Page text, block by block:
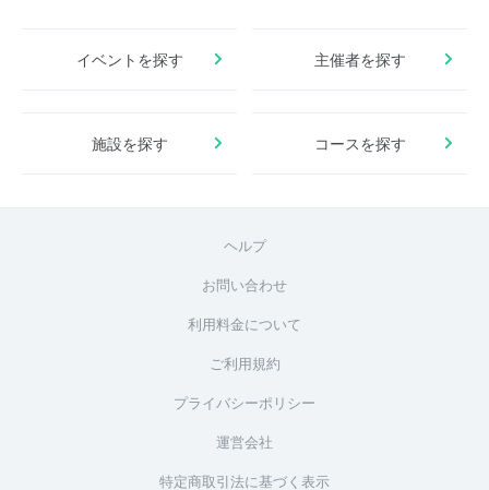
イベントを探す 主催者を探す
施設を探す コースを探す
ヘルプ
お問い合わせ
利用料金について
ご利用規約
プライバシーポリシー
運営会社
特定商取引法に基づく表示